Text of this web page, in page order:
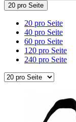
20 pro Seite
20 pro Seite
40 pro Seite
60 pro Seite
120 pro Seite
240 pro Seite